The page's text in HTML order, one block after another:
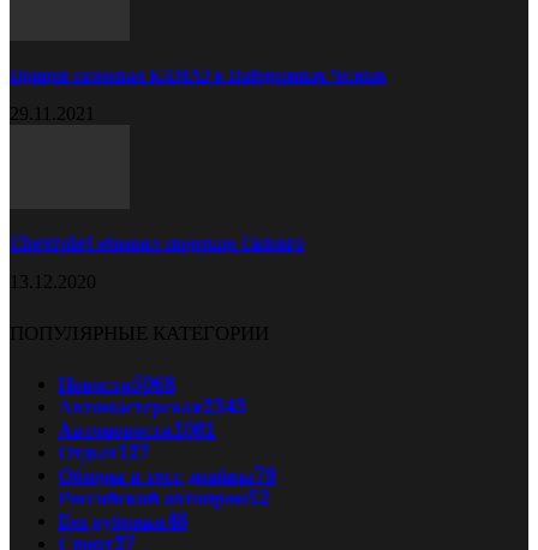
Прицеп самосвал КАМАЗ в Набережных Челнах
29.11.2021
Chevrolet обновил спорткар Camaro
13.12.2020
ПОПУЛЯРНЫЕ КАТЕГОРИИ
Новости5068
Автомастерская2343
Автоновости1081
Отдых127
Обзоры и тест драйвы78
Российский автопром52
Без рубрики48
Спорт37